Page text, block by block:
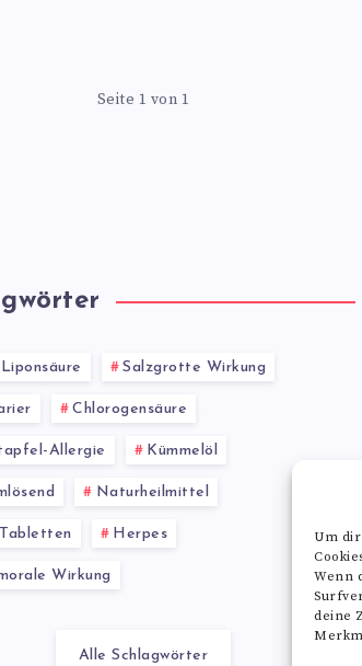
Um
Wenn
deine
Seite 1 von 1
Salzgrotte Wirkung
Chlorogensäure
Allergie Kümmelöl
Naturheilmittel
Herpes
Wirkung
Alle Schlagwörter